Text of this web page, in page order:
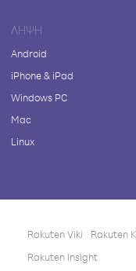
ΛΉΨΗ
Android
iPhone & iPad
Windows PC
Mac
Linux
Rakuten Viki Rakuten
Rakuten Insight